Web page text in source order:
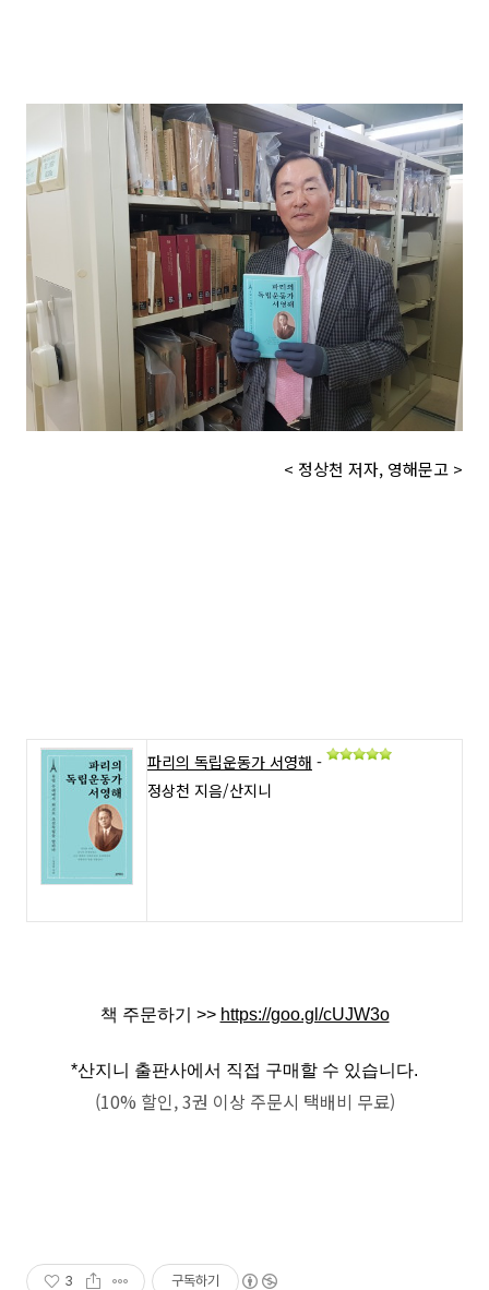
< 정상천 저자, 영해문고 >
파리의 독립운동가 서영해 -
정상천 지음/산지니
책 주문하기 >> https://goo.gl/cUJW3o
*산지니 출판사에서 직접 구매할 수 있습니다.
(10% 할인, 3권 이상 주문시 택배비 무료)
3 구독하기